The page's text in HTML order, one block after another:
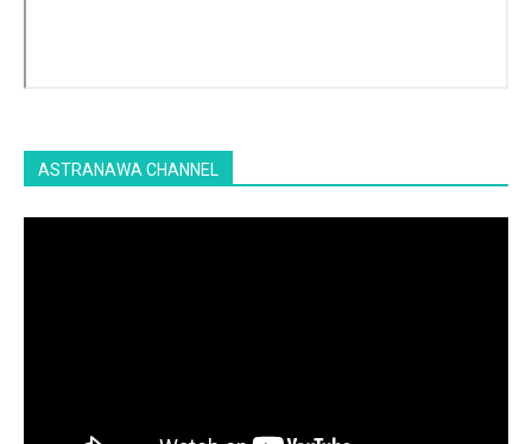
ASTRANAWA CHANNEL